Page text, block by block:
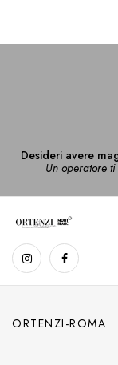
Desideri avere
Un operatore
ORTENZI-ROMA